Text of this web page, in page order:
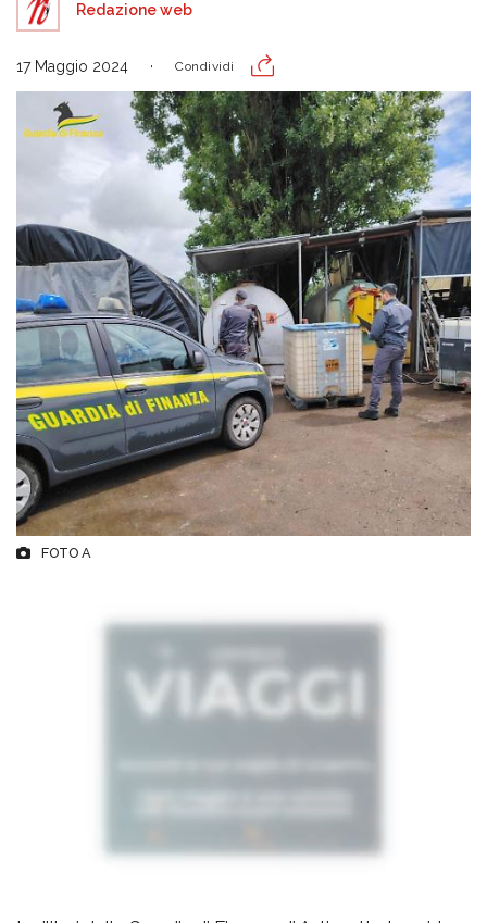
Redazione web
17 Maggio 2024 Condividi
FOTO A